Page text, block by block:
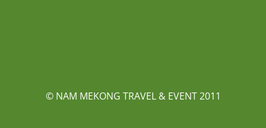
© NAM MEKONG TRAVEL & EVENT 2011